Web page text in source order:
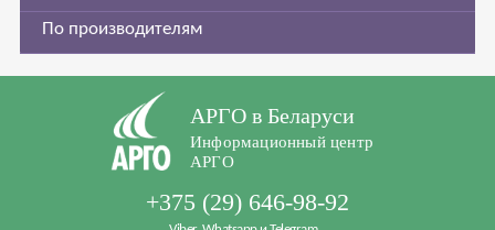
По производителям
АРГО в Беларуси
Информационный центр
АРГО
+375 (29) 646-98-92